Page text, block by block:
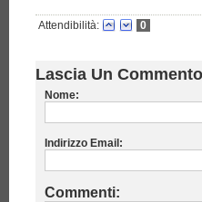
Attendibilità: 0
Lascia Un Commento
Nome:
Indirizzo Email:
Commenti: